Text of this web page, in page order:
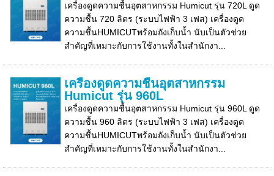
เครื่องดูดความชื้นอุตสาหกรรม Humicut รุ่น 720L ดูด
ความชื้น 720 ลิตร (ระบบไฟฟ้า 3 เฟส) เครื่องดูด
ความชื้นHUMICUTพร้อมถังเก็บน้ำ นับเป็นตัวช่วย
สำคัญที่เหมาะกับการใช้งานทั้งในสำนักงา...
เครื่องดูดความชื้นอุตสาหกรรม
Humicut รุ่น 960L
เครื่องดูดความชื้นอุตสาหกรรม Humicut รุ่น 960L ดูด
ความชื้น 960 ลิตร (ระบบไฟฟ้า 3 เฟส) เครื่องดูด
ความชื้นHUMICUTพร้อมถังเก็บน้ำ นับเป็นตัวช่วย
สำคัญที่เหมาะกับการใช้งานทั้งในสำนักงา...